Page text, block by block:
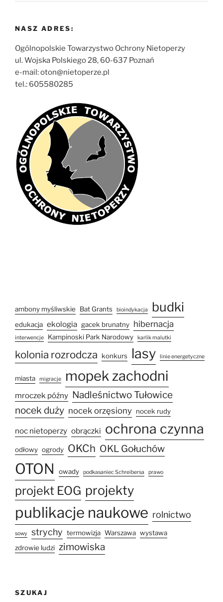
NASZ ADRES:
Ogólnopolskie Towarzystwo Ochrony Nietoperzy
ul. Wojska Polskiego 28, 60-637 Poznań
e-mail: oton@nietoperze.pl
tel.: 605580285
ambony myśliwskie Bat Grants bioindykacja budki
edukacja ekologia gacek brunatny hibernacja
interwencje Kampinoski Park Narodowy karlik malutki
kolonia rozrodcza konkurs lasy linie energetyczne
miasta migracje mopek zachodni
mroczek późny Nadleśnictwo Tułowice
nocek duży nocek orzęsiony nocek rudy
noc nietoperzy obrączki ochrona czynna
odłowy ogrody OKCh OKL Gołuchów
OTON owady podkasaniec Schreibersa prawo
projekt EOG projekty
publikacje naukowe rolnictwo
sowy strychy termowizja Warszawa wystawa
zdrowie ludzi zimowiska
SZUKAJ